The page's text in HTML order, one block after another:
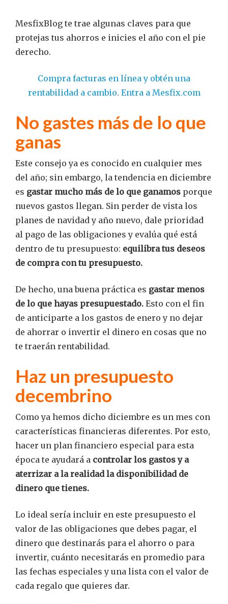
MesfixBlog te trae algunas claves para que
protejas tus ahorros e inicies el año con el pie
derecho.
Compra facturas en línea y obtén una
rentabilidad a cambio. Entra a Mesfix.com
No gastes más de lo que
ganas
Este consejo ya es conocido en cualquier mes
del año; sin embargo, la tendencia en diciembre
es gastar mucho más de lo que ganamos porque
nuevos gastos llegan. Sin perder de vista los
planes de navidad y año nuevo, dale prioridad
al pago de las obligaciones y evalúa qué está
dentro de tu presupuesto: equilibra tus deseos
de compra con tu presupuesto.
De hecho, una buena práctica es gastar menos
de lo que hayas presupuestado. Esto con el fin
de anticiparte a los gastos de enero y no dejar
de ahorrar o invertir el dinero en cosas que no
te traerán rentabilidad.
Haz un presupuesto
decembrino
Como ya hemos dicho diciembre es un mes con
características financieras diferentes. Por esto,
hacer un plan financiero especial para esta
época te ayudará a controlar los gastos y a
aterrizar a la realidad la disponibilidad de
dinero que tienes.
Lo ideal sería incluir en este presupuesto el
valor de las obligaciones que debes pagar, el
dinero que destinarás para el ahorro o para
invertir, cuánto necesitarás en promedio para
las fechas especiales y una lista con el valor de
cada regalo que quieres dar.